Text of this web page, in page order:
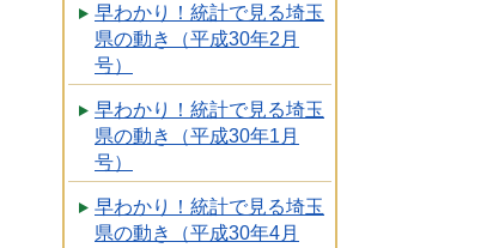
早わかり！統計で見る埼玉
県の動き（平成30年2月
号）
早わかり！統計で見る埼玉
県の動き（平成30年1月
号）
早わかり！統計で見る埼玉
県の動き（平成30年4月